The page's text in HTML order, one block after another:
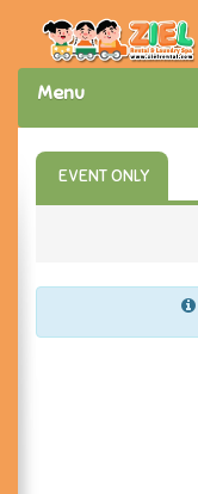
Menu
EVENT ONLY